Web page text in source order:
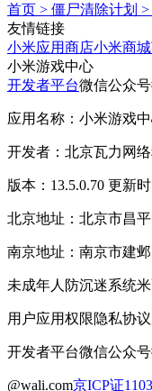
首页 > 僵尸清除计划 >
友情链接
小米应用商店小米商城
小米游戏中心
开发者平台微信公众号
应用名称：小米游戏
开发者：北京瓦力网
版本：13.5.0.70 更新
北京地址：北京市昌
南京地址：南京市建
未成年人防沉迷系统
用户应用权限隐私协议
开发者平台微信公众号
@wali.com京ICP证